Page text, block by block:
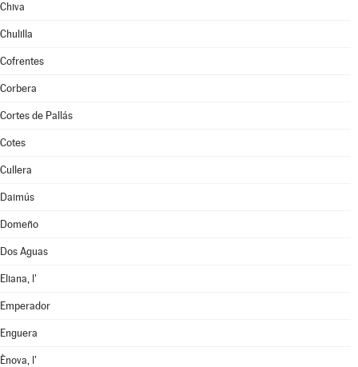
Chiva
Chulilla
Cofrentes
Corbera
Cortes de Pallás
Cotes
Cullera
Daimús
Domeño
Dos Aguas
Eliana, l'
Emperador
Enguera
Ènova, l'